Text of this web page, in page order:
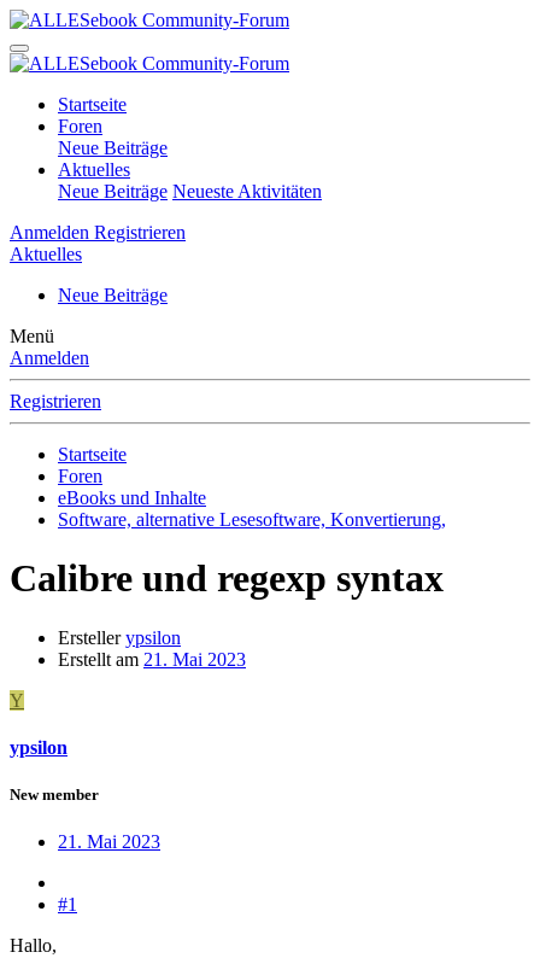
Startseite
Foren
Neue Beiträge
Aktuelles
Neue Beiträge Neueste Aktivitäten
Anmelden Registrieren
Aktuelles
Neue Beiträge
Menü
Anmelden
Registrieren
Startseite
Foren
eBooks und Inhalte
Software, alternative Lesesoftware, Konvertierung,
Calibre und regexp syntax
Ersteller ypsilon
Erstellt am 21. Mai 2023
Y
ypsilon
New member
21. Mai 2023
#1
Hallo,